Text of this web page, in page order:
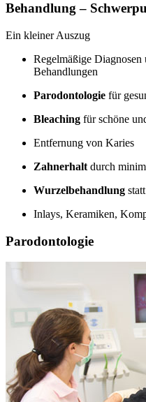
Behandlung –
Ein kleiner Auszug
Regelmäßige
Behandlungen
Parodontologie für
Bleaching für schöne
Entfernung von Karies
Zahnerhalt durch
Wurzelbehandlung
Inlays, Keramiken,
Parodontologie